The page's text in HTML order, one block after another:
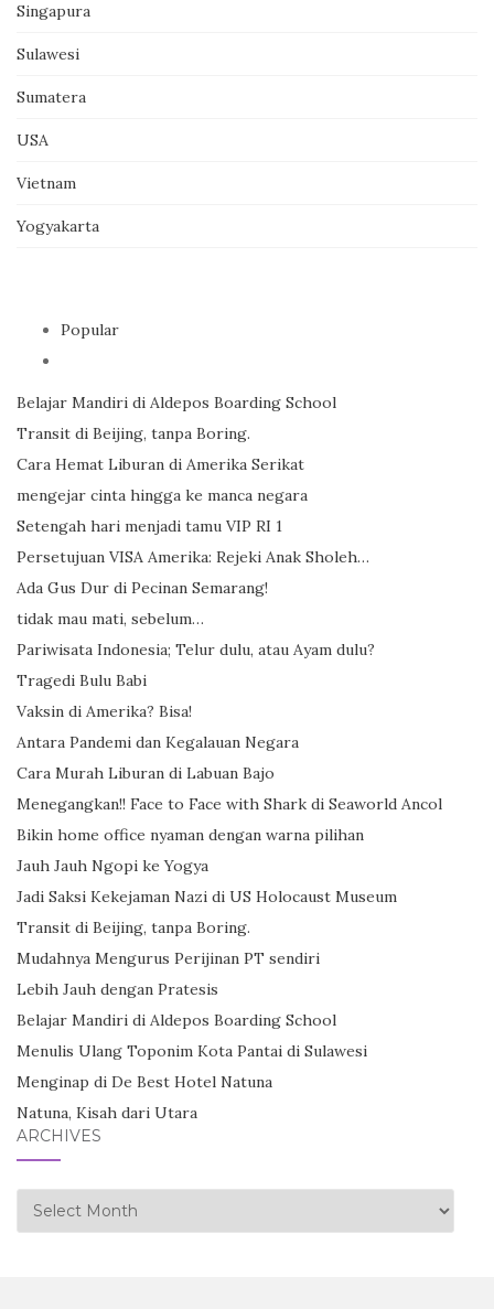
Singapura
Sulawesi
Sumatera
USA
Vietnam
Yogyakarta
Popular
Belajar Mandiri di Aldepos Boarding School
Transit di Beijing, tanpa Boring.
Cara Hemat Liburan di Amerika Serikat
mengejar cinta hingga ke manca negara
Setengah hari menjadi tamu VIP RI 1
Persetujuan VISA Amerika: Rejeki Anak Sholeh…
Ada Gus Dur di Pecinan Semarang!
tidak mau mati, sebelum…
Pariwisata Indonesia; Telur dulu, atau Ayam dulu?
Tragedi Bulu Babi
Vaksin di Amerika? Bisa!
Antara Pandemi dan Kegalauan Negara
Cara Murah Liburan di Labuan Bajo
Menegangkan!! Face to Face with Shark di Seaworld Ancol
Bikin home office nyaman dengan warna pilihan
Jauh Jauh Ngopi ke Yogya
Jadi Saksi Kekejaman Nazi di US Holocaust Museum
Transit di Beijing, tanpa Boring.
Mudahnya Mengurus Perijinan PT sendiri
Lebih Jauh dengan Pratesis
Belajar Mandiri di Aldepos Boarding School
Menulis Ulang Toponim Kota Pantai di Sulawesi
Menginap di De Best Hotel Natuna
Natuna, Kisah dari Utara
ARCHIVES
Archives